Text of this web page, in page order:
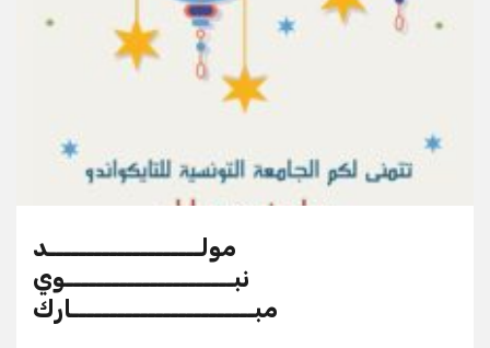
مولــــــــــــــــــــد
نبــــــــــــــــــــــوي
مبــــــــــــــــــــــــارك